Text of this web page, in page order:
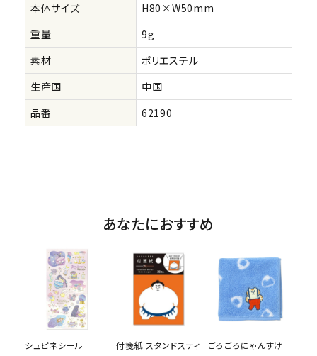
本体サイズ
H80×W50mm
重量
9g
素材
ポリエステル
生産国
中国
品番
62190
あなたにおすすめ
シュピネシール
付箋紙 スタンドスティ
ごろごろにゃんすけ